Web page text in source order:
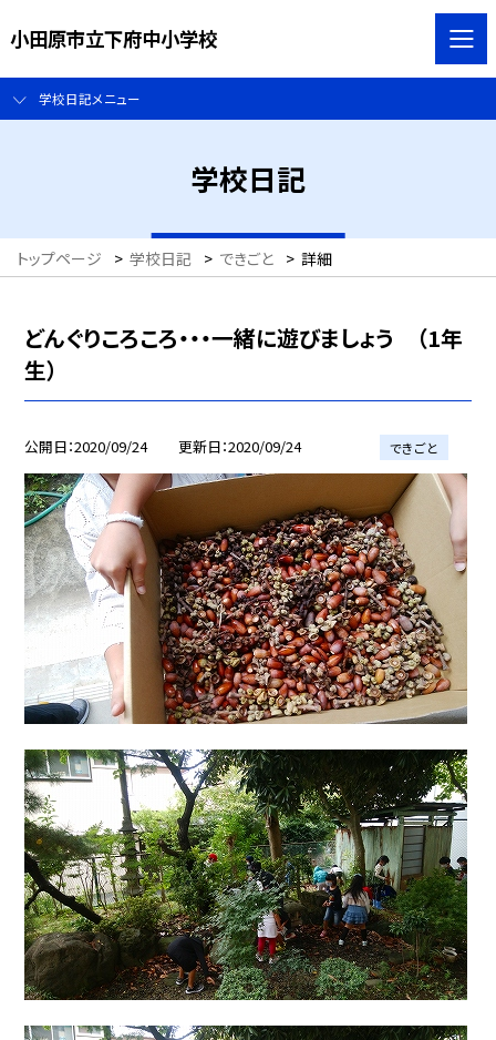
小田原市立下府中小学校
学校日記メニュー
学校日記
トップページ > 学校日記 > できごと > 詳細
どんぐりころころ・・・一緒に遊びましょう （1年
生）
公開日 2020/09/24 更新日 2020/09/24 できごと